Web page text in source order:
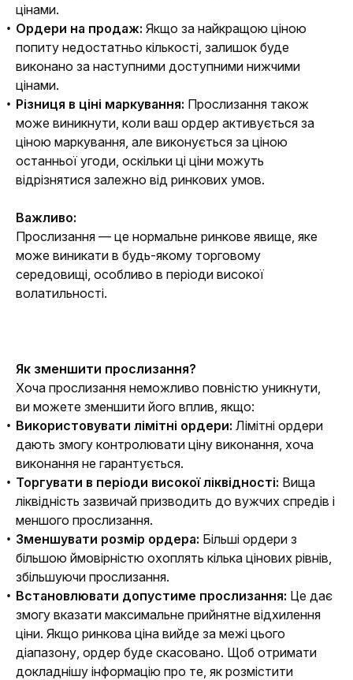
цінами.
Ордери на продаж: Якщо за найкращою ціною
попиту недостатньо кількості, залишок буде
виконано за наступними доступними нижчими
цінами.
Різниця в ціні маркування: Прослизання також
може виникнути, коли ваш ордер активується за
ціною маркування, але виконується за ціною
останньої угоди, оскільки ці ціни можуть
відрізнятися залежно від ринкових умов.
Важливо:
Прослизання — це нормальне ринкове явище, яке
може виникати в будь-якому торговому
середовищі, особливо в періоди високої
волатильності.
Як зменшити прослизання?
Хоча прослизання неможливо повністю уникнути,
ви можете зменшити його вплив, якщо:
Використовувати лімітні ордери: Лімітні ордери
дають змогу контролювати ціну виконання, хоча
виконання не гарантується.
Торгувати в періоди високої ліквідності: Вища
ліквідність зазвичай призводить до вужчих спредів і
меншого прослизання.
Зменшувати розмір ордера: Більші ордери з
більшою ймовірністю охоплять кілька цінових рівнів,
збільшуючи прослизання.
Встановлювати допустиме прослизання: Це дає
змогу вказати максимальне прийнятне відхилення
ціни. Якщо ринкова ціна вийде за межі цього
діапазону, ордер буде скасовано. Щоб отримати
докладнішу інформацію про те, як розмістити